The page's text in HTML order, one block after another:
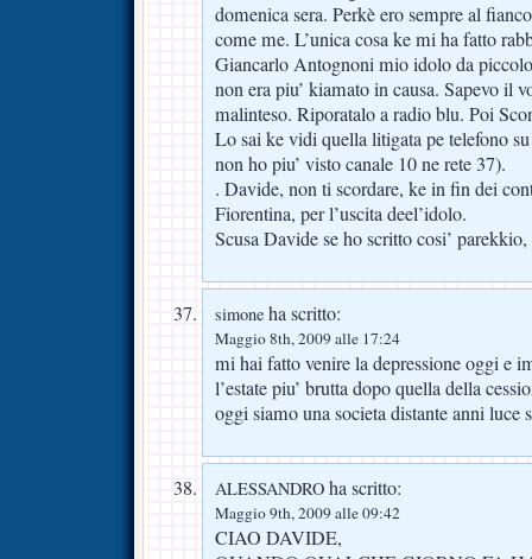
domenica sera. Perkè ero sempre al
come me. L’unica cosa ke mi ha fatto
Giancarlo Antognoni mio idolo da
non era piu’ kiamato in causa. Sapevo il
malinteso. Riporatalo a radio blu. Poi
Lo sai ke vidi quella litigata pe telefono
non ho piu’ visto canale 10 ne rete 37).
. Davide, non ti scordare, ke in fin dei
Fiorentina, per l’uscita deel’idolo.
Scusa Davide se ho scritto cosi’ parekkio,
simone ha scritto:
Maggio 8th, 2009 alle 17:24
mi hai fatto venire la depressione oggi e
l’estate piu’ brutta dopo quella della
oggi siamo una societa distante anni luce
ALESSANDRO ha scritto:
Maggio 9th, 2009 alle 09:42
CIAO DAVIDE,